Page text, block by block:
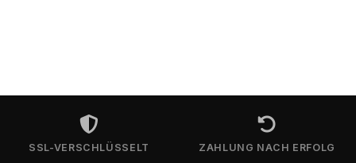
SSL-VERSCHLÜSSELT ZAHLUNG NACH ERFOLG